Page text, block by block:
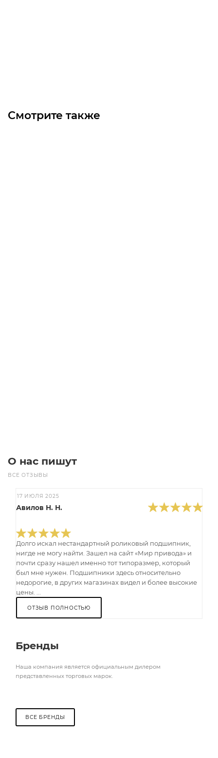
Смотрите также
О нас пишут
ВСЕ ОТЗЫВЫ
17 ИЮЛЯ 2025
Авилов Н. Н.
Долго искал нестандартный роликовый подшипник,
нигде не могу найти. Зашел на сайт «Мир привода» и
почти сразу нашел именно тот типоразмер, который
был мне нужен. Подшипники здесь относительно
недорогие, в других магазинах видел и более высокие
цены. ...
ОТЗЫВ ПОЛНОСТЬЮ
Бренды
Наша компания является официальным дилером
представленных торговых марок.
ВСЕ БРЕНДЫ